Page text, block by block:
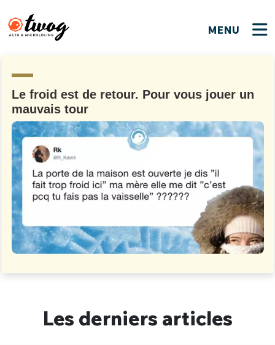
MENU
Le froid est de retour. Pour vous jouer un
mauvais tour
Les derniers articles
Bienvenue !
JE M'INSCRIS
PSEUDO*
EMAIL*
Connexion
PSEUDO
Mot de passe perdu ?
CONNEXION
Que souhaitez-vous proposer ?
Quelques tweets
Ma propre sélection
M'INSCRIRE